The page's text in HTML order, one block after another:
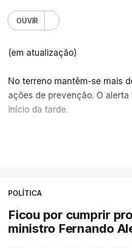
OUVIR
(em atualização)
No terreno mantêm-se mais
ações de prevenção. O
início da tarde.
POLÍTICA
Ficou por cumprir
ministro Fernando